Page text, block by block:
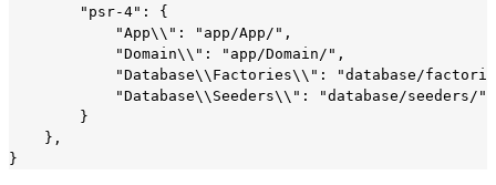
        "psr-4": {
            "App\\": "app/App/",
            "Domain\\": "app/Domain/",
"Database\\Factories\\": "database/
            "Database\\Seeders\\": "database/seeders/"
        }
    },